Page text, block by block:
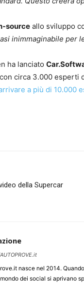
source allo sviluppo
inimmaginabile per
ha lanciato
circa 3.000
a più di 10.000
della Supercar
nasce nel 2014.
dei social si aprivano